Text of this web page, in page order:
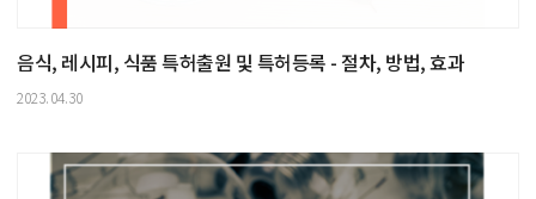
음식, 레시피, 식품 특허출원 및 특허등록 - 절차, 방법, 효과
2023.04.30